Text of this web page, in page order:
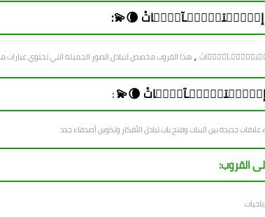
إقۣۗـۙتـۙبۣۗـآسۗـۙاتْ 🌘💫:
إقۣۗـۙتـۙبۣۗـآسۗـۙاتْ ، هذا القروب مخصص لتبادل الصور الجميلة التي تحتوي
إقۣۗـۙتـۙبۣۗـآسۗـۙاتْ 🌘💫:
جديدة بين البنات وفتح باب تبادل الأفكار وتكوين أصدقاء جدد.
القروب: